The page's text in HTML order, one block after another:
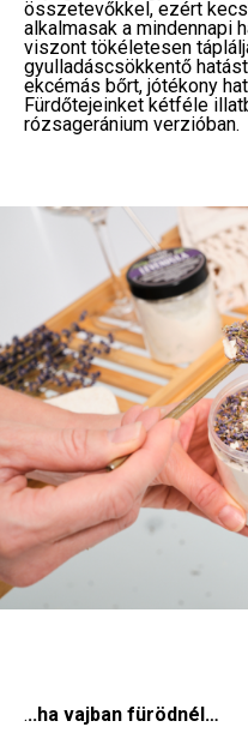
összetevőkkel, ezért
alkalmasak a mindennapi
viszont tökéletesen
gyulladáscsökkentő
ekcémás bőrt, jótékony
Fürdőtejeinket kétféle
rózsageránium verzióban.
...ha vajban fürödnél…